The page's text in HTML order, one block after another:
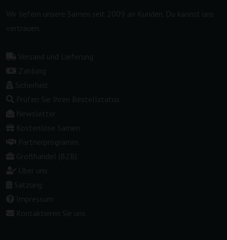
Wir liefern unsere Samen seit 2009 an Kunden. Du kannst uns
vertrauen.
Versand und Lieferung
Zahlung
Sicherheit
Prüfen Sie Ihren Bestellstatus
Newsletter
Kostenlose Samen
Partnerprogramm
Großhandel (B2B)
Über uns
Satzung
Impressum
Kontaktieren Sie uns